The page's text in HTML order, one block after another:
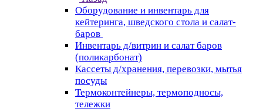
Оборудование и инвентарь для
кейтеринга, шведского стола и салат-
баров
Инвентарь д/витрин и салат баров
(поликарбонат)
Кассеты д/хранения, перевозки, мытья
посуды
Термоконтейнеры, термоподносы,
тележки